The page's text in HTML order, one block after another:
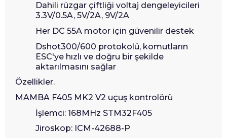
Dahili rüzgar çiftliği voltaj dengeleyicileri
3.3V/0.5A, 5V/2A, 9V/2A
Her DC 55A motor için güvenilir destek
Dshot300/600 protokolü, komutların
ESC'ye hızlı ve doğru bir şekilde
aktarılmasını sağlar
Özellikler.
MAMBA F405 MK2 V2 uçuş kontrolörü
İşlemci: 168MHz STM32F405
Jiroskop: ICM-42688-P